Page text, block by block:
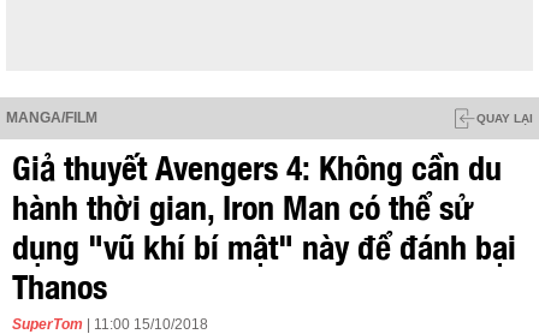
MANGA/FILM QUAY LẠI
Giả thuyết Avengers 4: Không cần du
hành thời gian, Iron Man có thể sử
dụng "vũ khí bí mật" này để đánh bại
Thanos
SuperTom | 11:00 15/10/2018